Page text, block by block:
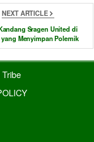
NEXT ARTICLE
Sragen United di
yang Menyimpan Polemik